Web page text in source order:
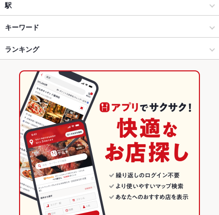
和風
蒲田・大森・大田区 × 居酒屋
蒲田・大森・大田区 × 和風
蒲田駅 × 居酒屋
蒲田駅 × 和風
ダイニングバー・バル
和風・創作
蒲田・大森・大田区 × ダイニングバー・バル
蒲田・大森・大田区 × 和風・創作
蒲田駅 × ダイニングバー・バル
蒲田
蒲田 × 居酒屋
蒲田 × 和風
蒲田 × ダイニングバー・バル
蒲田 × 和風・創作
東京 × 居酒屋
東京 × 和風
東京 × ダイニングバー・バル
東京 × 和風・創作
駅
蒲田駅
キーワード
からあげ
石焼きビビンバ デザート
ランキング
東京のグルメランキング
東京の居酒屋ランキング
蒲田・大森・大田区のグルメランキング
蒲田・大森・大田区の居酒屋ランキング
蒲田のグルメランキング
蒲田の居酒屋ランキング